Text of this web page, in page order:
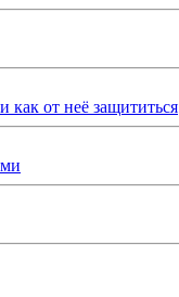
как от неё защититься